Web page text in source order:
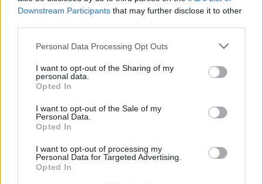
Downstream Participants that may further disclose it to other
Please note that this website/app uses one or more Google
not limited to your visit or usage behaviour. You may click to
grant or deny consent to Google and its third-party tags to
use your data for below specified purposes in below Google
consent section.
Personal Data Processing Opt Outs
I want to opt-out of the Sharing of my
personal data.
Opted In
I want to opt-out of the Sale of my
Personal Data.
Opted In
I want to opt-out of processing my
Personal Data for Targeted Advertising.
Opted In
bevándorlás biztonsági kockázataira
figyelmeztetnek a titkosszolgálatok
Heaven Street Seven: nézz vissza, és nézd
vissza!
LIFESTYLE 3 órája